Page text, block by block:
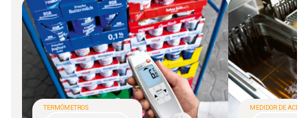
TERMÓMETROS MEDIDOR DE